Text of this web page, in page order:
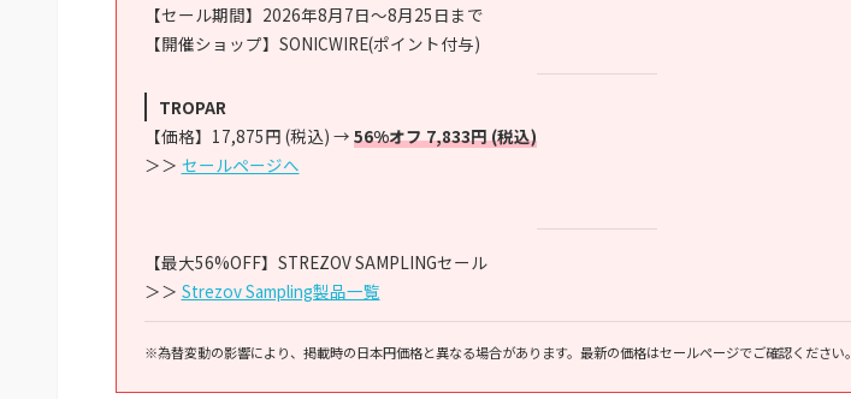
【セール期間】2026年8月7日～8月25日まで
【開催ショップ】SONICWIRE(ポイント付与)
TROPAR
【価格】17,875円 (税込) → 56%オフ 7,833円 (税込)
＞＞ セールページへ
【最大56%OFF】STREZOV SAMPLINGセール
＞＞ Strezov Sampling製品一覧
※為替変動の影響により、掲載時の日本円価格と異なる場合があります。最新の価格はセールページでご確認ください。